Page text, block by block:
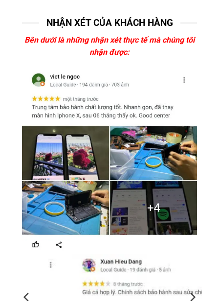
NHẬN XÉT CỦA KHÁCH HÀNG
Bên dưới là những nhận xét thực tế mà chúng tôi
nhận được: